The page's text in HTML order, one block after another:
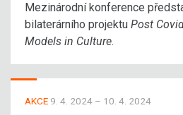
Mezinárodní konference
bilaterárního projektu Post
Models in Culture.
AKCE 9. 4. 2024 – 10. 4. 2024